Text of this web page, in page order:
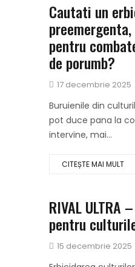
Cautati un
pentru
de porumb?
Publicat
17 decembrie 2025
Buruienile din
pot duce pana la
intervine, mai...
CITEȘTE MAI MULT
RIVAL
pentru
Publicat
pe
15 decembrie 2025